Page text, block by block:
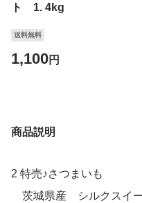
ト 1. 4kg
送料無料
1,100円
商品説明
2 特売♪さつまいも
茨城県産 シルクスイ